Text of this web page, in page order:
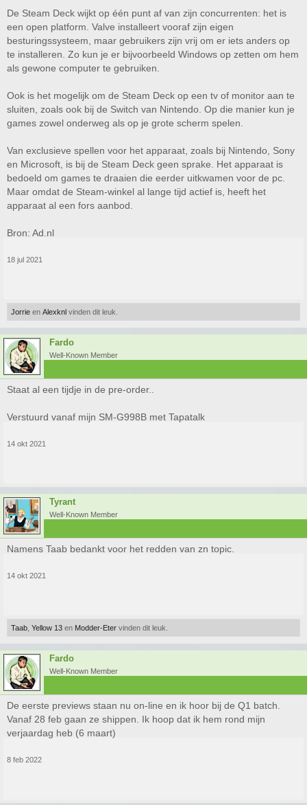
De Steam Deck wijkt op één punt af van zijn concurrenten: het is
een open platform. Valve installeert vooraf zijn eigen
besturingssysteem, maar gebruikers zijn vrij om er iets anders op
te installeren. Zo kun je er bijvoorbeeld Windows op zetten om hem
als gewone computer te gebruiken.
Ook is het mogelijk om de Steam Deck op een tv of monitor aan te
sluiten, zoals ook bij de Switch van Nintendo. Op die manier kun je
games zowel onderweg als op je grote scherm spelen.
Van exclusieve spellen voor het apparaat, zoals bij Nintendo, Sony
en Microsoft, is bij de Steam Deck geen sprake. Het apparaat is
bedoeld om games te draaien die eerder uitkwamen voor de pc.
Maar omdat de Steam-winkel al lange tijd actief is, heeft het
apparaat al een fors aanbod.
Bron: Ad.nl
18 jul 2021
Jorrie en Alexknl vinden dit leuk.
Fardo
Well-Known Member
Staat al een tijdje in de pre-order..
Verstuurd vanaf mijn SM-G998B met Tapatalk
14 okt 2021
Tyrant
Well-Known Member
Namens Taab bedankt voor het redden van zn topic.
14 okt 2021
Taab Yellow 13 en Modder-Eter vinden dit leuk.
Fardo
Well-Known Member
De eerste previews staan nu on-line en ik hoor bij de Q1 batch.
Vanaf 28 feb gaan ze shippen. Ik hoop dat ik hem rond mijn
verjaardag heb (6 maart)
8 feb 2022